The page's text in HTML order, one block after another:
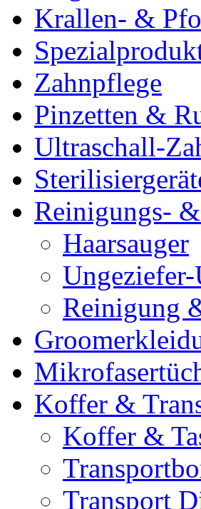
Krallen- &
Zahnpflege
Pinzetten &
Ultraschall-
Reinigungs-
Haarsauger
Reinigung
Koffer &
Koffer &
Transport